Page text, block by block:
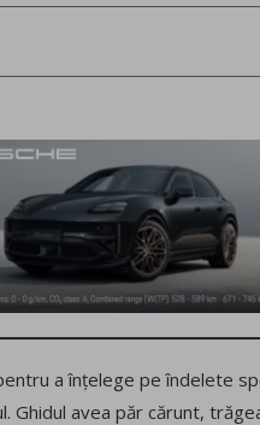
a înțelege pe îndelete
avea păr cărunt,